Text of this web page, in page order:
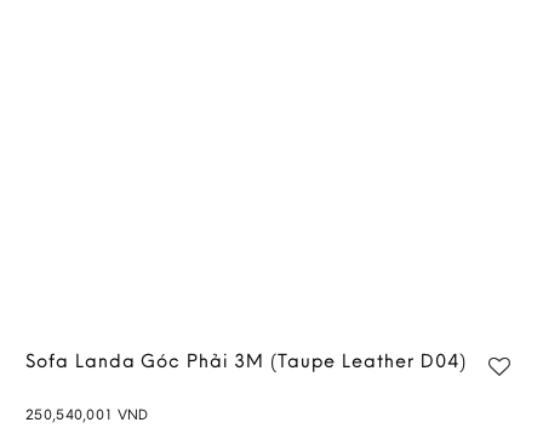
Sofa Landa Góc Phải 3M (Taupe Leather D04)
250,540,001 VND